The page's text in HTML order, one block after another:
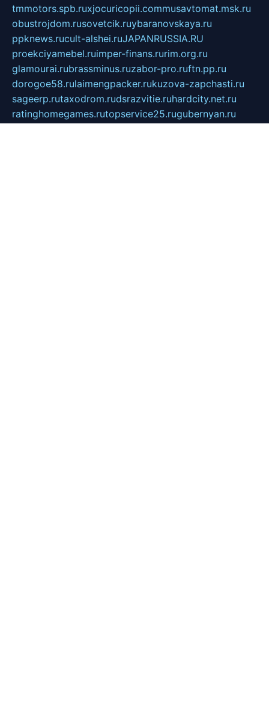
tmmotors.spb.ruxjocuricopii.commusavtomat.msk.ru
obustrojdom.rusovetcik.ruybaranovskaya.ru
ppknews.rucult-alshei.ruJAPANRUSSIA.RU
proekciyamebel.ruimper-finans.rurim.org.ru
glamourai.rubrassminus.ruzabor-pro.ruftn.pp.ru
dorogoe58.rulaimengpacker.rukuzova-zapchasti.ru
sageerp.rutaxodrom.rudsrazvitie.ruhardcity.net.ru
ratinghomegames.rutopservice25.rugubernyan.ru